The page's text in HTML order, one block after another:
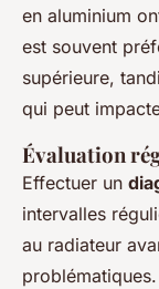
en aluminium
est souvent
supérieure,
qui peut
Évaluation
Effectuer un
intervalles
au radiateur